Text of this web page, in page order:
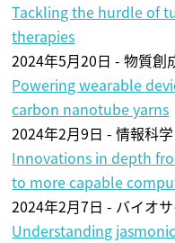
Tackling the hurdle of
therapies
2024年5月20日 - 物質創
Powering wearable
carbon nanotube yarns
2024年2月9日 - 情報科学
Innovations in depth
to more capable
2024年2月7日 - バイオ
Understanding